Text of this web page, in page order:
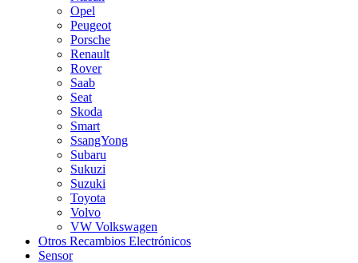
Opel
Peugeot
Porsche
Renault
Rover
Saab
Seat
Skoda
Smart
SsangYong
Subaru
Sukuzi
Suzuki
Toyota
Volvo
VW Volkswagen
Otros Recambios Electrónicos
Sensor